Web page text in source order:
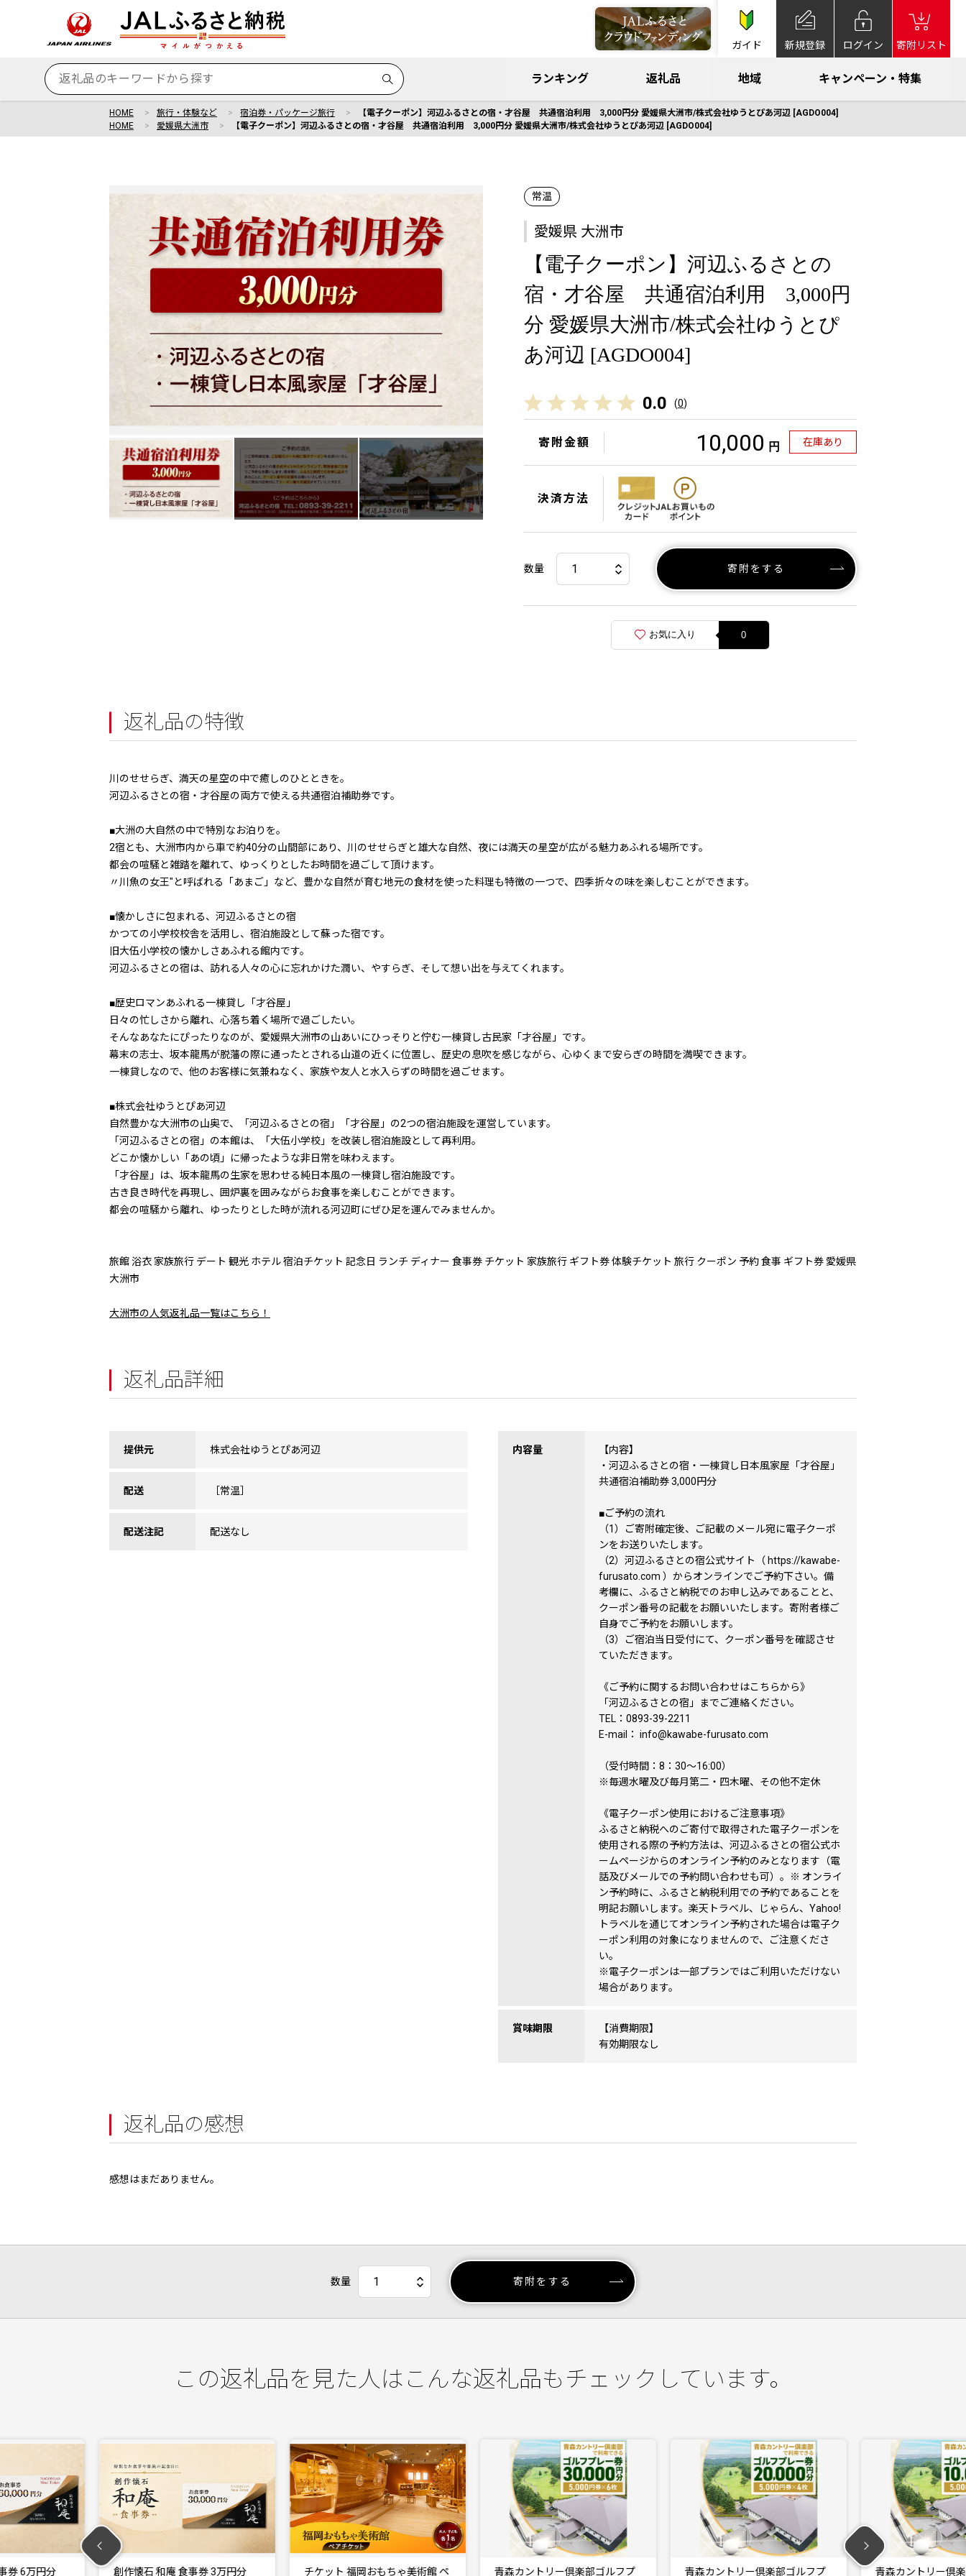
ガイド 新規登録 ログイン 寄附リスト
ランキング 返礼品 地域 キャンペーン・特集
HOME 旅行・体験など 宿泊券・パッケージ旅行
【電子クーポン】河辺ふるさとの宿・才谷屋 共通宿泊利用 3,000円分 愛媛県大洲市/株式会社ゆうとぴあ河辺 [AGDO004]
HOME
愛媛県大洲市 【電子クーポン】河辺ふるさとの宿・才谷屋 共通宿泊利用 3,000円分 愛媛県大洲市/株式会社ゆうとぴあ河辺 [AGDO004]
常温
愛媛県 大洲市
【電子クーポン】河辺ふるさとの
宿・才谷屋 共通宿泊利用 3,000円
分 愛媛県大洲市/株式会社ゆうとぴ
あ河辺 [AGDO004]
0.0 (0)
寄附金額 10,000 円 在庫あり
決済方法
数量 寄附をする
お気に入り 0
返礼品の特徴
川のせせらぎ、満天の星空の中で癒しのひとときを。
河辺ふるさとの宿・才谷屋の両方で使える共通宿泊補助券です。
■大洲の大自然の中で特別なお泊りを。
2宿とも、大洲市内から車で約40分の山間部にあり、川のせせらぎと雄大な自然、夜には満天の星空が広がる魅力あふれる場所です。
都会の喧騒と雑踏を離れて、ゆっくりとしたお時間を過ごして頂けます。
〃川魚の女王"と呼ばれる「あまご」など、豊かな自然が育む地元の食材を使った料理も特徴の一つで、四季折々の味を楽しむことができます。
■懐かしさに包まれる、河辺ふるさとの宿
かつての小学校校舎を活用し、宿泊施設として蘇った宿です。
旧大伍小学校の懐かしさあふれる館内です。
河辺ふるさとの宿は、訪れる人々の心に忘れかけた潤い、やすらぎ、そして想い出を与えてくれます。
■歴史ロマンあふれる一棟貸し「才谷屋」
日々の忙しさから離れ、心落ち着く場所で過ごしたい。
そんなあなたにぴったりなのが、愛媛県大洲市の山あいにひっそりと佇む一棟貸し古民家「才谷屋」です。
幕末の志士、坂本龍馬が脱藩の際に通ったとされる山道の近くに位置し、歴史の息吹を感じながら、心ゆくまで安らぎの時間を満喫できます。
一棟貸しなので、他のお客様に気兼ねなく、家族や友人と水入らずの時間を過ごせます。
■株式会社ゆうとぴあ河辺
自然豊かな大洲市の山奥で、「河辺ふるさとの宿」「才谷屋」の2つの宿泊施設を運営しています。
「河辺ふるさとの宿」の本館は、「大伍小学校」を改装し宿泊施設として再利用。
どこか懐かしい「あの頃」に帰ったような非日常を味わえます。
「才谷屋」は、坂本龍馬の生家を思わせる純日本風の一棟貸し宿泊施設です。
古き良き時代を再現し、囲炉裏を囲みながらお食事を楽しむことができます。
都会の喧騒から離れ、ゆったりとした時が流れる河辺町にぜひ足を運んでみませんか。
旅館 浴衣 家族旅行 デート 観光 ホテル 宿泊チケット 記念日 ランチ ディナー 食事券 チケット 家族旅行 ギフト券 体験チケット 旅行 クーポン 予約 食事 ギフト券 愛媛県
大洲市
大洲市の人気返礼品一覧はこちら！
返礼品詳細
提供元 株式会社ゆうとぴあ河辺
配送 ［常温］
配送注記 配送なし
内容量
【内容】
・河辺ふるさとの宿・一棟貸し日本風家屋「才谷屋」
共通宿泊補助券 3,000円分
■ご予約の流れ
（1）ご寄附確定後、ご記載のメール宛に電子クーポ
ンをお送りいたします。
（2）河辺ふるさとの宿公式サイト（ https://kawabe-
furusato.com ）からオンラインでご予約下さい。備
考欄に、ふるさと納税でのお申し込みであることと、
クーポン番号の記載をお願いいたします。寄附者様ご
自身でご予約をお願いします。
（3）ご宿泊当日受付にて、クーポン番号を確認させ
ていただきます。
《ご予約に関するお問い合わせはこちらから》
「河辺ふるさとの宿」までご連絡ください。
TEL：0893-39-2211
E-mail： info@kawabe-furusato.com
（受付時間：8：30〜16:00）
※毎週水曜及び毎月第二・四木曜、その他不定休
《電子クーポン使用におけるご注意事項》
ふるさと納税へのご寄付で取得された電子クーポンを
使用される際の予約方法は、河辺ふるさとの宿公式ホ
ームページからのオンライン予約のみとなります（電
話及びメールでの予約問い合わせも可）。※ オンライ
ン予約時に、ふるさと納税利用での予約であることを
明記お願いします。楽天トラベル、じゃらん、Yahoo!
トラベルを通じてオンライン予約された場合は電子ク
ーポン利用の対象になりませんので、ご注意くださ
い。
※電子クーポンは一部プランではご利用いただけない
場合があります。
賞味期限
【消費期限】
有効期限なし
返礼品の感想
感想はまだありません。
数量 寄附をする
この返礼品を見た人はこんな返礼品もチェックしています。
事券 3万円分 チケット 福岡おもちゃ美術館 ペ 青森カントリー倶楽部ゴルフプ 青森カントリー倶楽部ゴルフプ 青森カントリー倶楽部ゴルフプ 界 アンジン / 界